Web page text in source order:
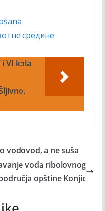
средине
i VI kola
vodovod, a ne suša
voda ribolovnog
opštine Konjic